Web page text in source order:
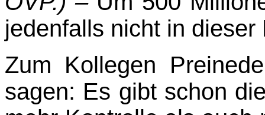
jedenfalls nicht in dieser
Zum Kollegen
sagen: Es gibt schon